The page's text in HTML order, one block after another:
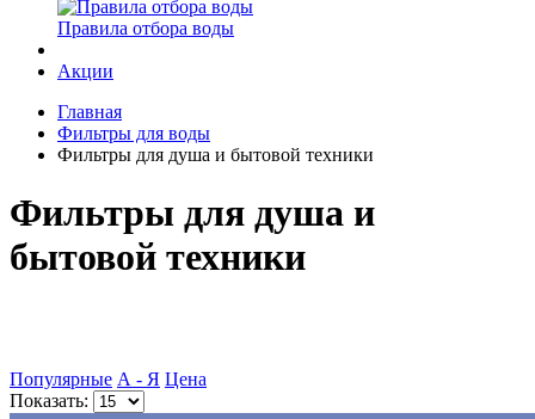
Правила отбора воды
Акции
Главная
Фильтры для воды
Фильтры для душа и бытовой техники
Фильтры для душа и
бытовой техники
Популярные А - Я Цена
Показать: